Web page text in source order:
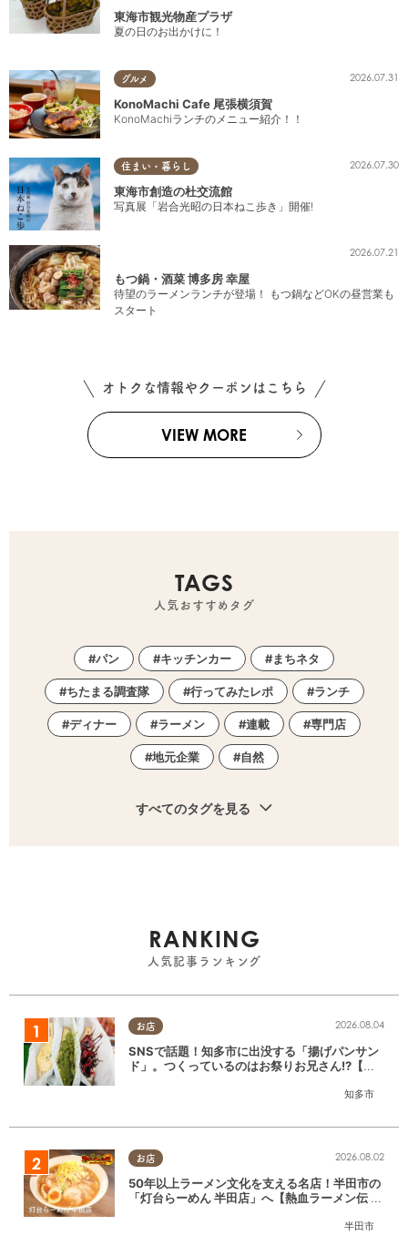
東海市観光物産プラザ
夏の日のお出かけに！
グルメ 2026.07.31
KonoMachi Cafe 尾張横須賀
KonoMachiランチのメニュー紹介！！
住まい・暮らし 2026.07.30
東海市創造の杜交流館
写真展「岩合光昭の日本ねこ歩き」開催!
2026.07.21
もつ鍋・酒菜 博多房 幸屋
待望のラーメンランチが登場！ もつ鍋などOKの昼営業も
スタート
オトクな情報やクーポンはこちら
VIEW MORE
TAGS
人気おすすめタグ
パン キッチンカー まちネタ
ちたまる調査隊 行ってみたレポ ランチ
ディナー ラーメン 連載 専門店
地元企業 自然
すべてのタグを見る
RANKING
人気記事ランキング
お店
知多市
2026.08.04
SNSで話題！知多市に出没する「揚げパンサン
ド」。つくっているのはお祭りお兄さん!?【ち
お店
半田市
2026.08.02
50年以上ラーメン文化を支える名店！半田市の
「灯台らーめん 半田店」へ【熱血ラーメン伝 8